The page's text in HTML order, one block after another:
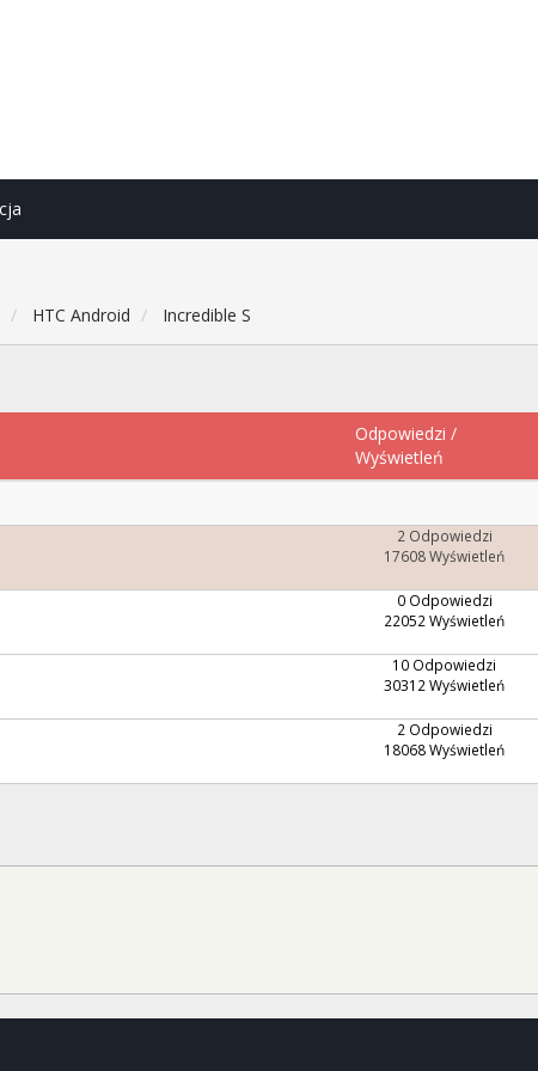
HTC Android Incredible S
Odpowiedzi /
Wyświetleń
2 Odpowiedzi
17608 Wyświetleń
0 Odpowiedzi
22052 Wyświetleń
10 Odpowiedzi
30312 Wyświetleń
2 Odpowiedzi
18068 Wyświetleń